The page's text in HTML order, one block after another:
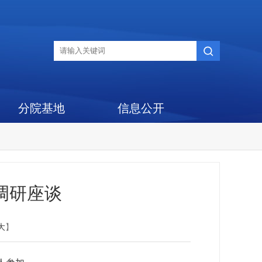
分院基地 信息公开
研座谈
】